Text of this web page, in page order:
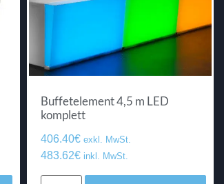
Buffetelement 4,5 m LED
komplett
406.40€ exkl. MwSt.
483.62€ inkl. MwSt.